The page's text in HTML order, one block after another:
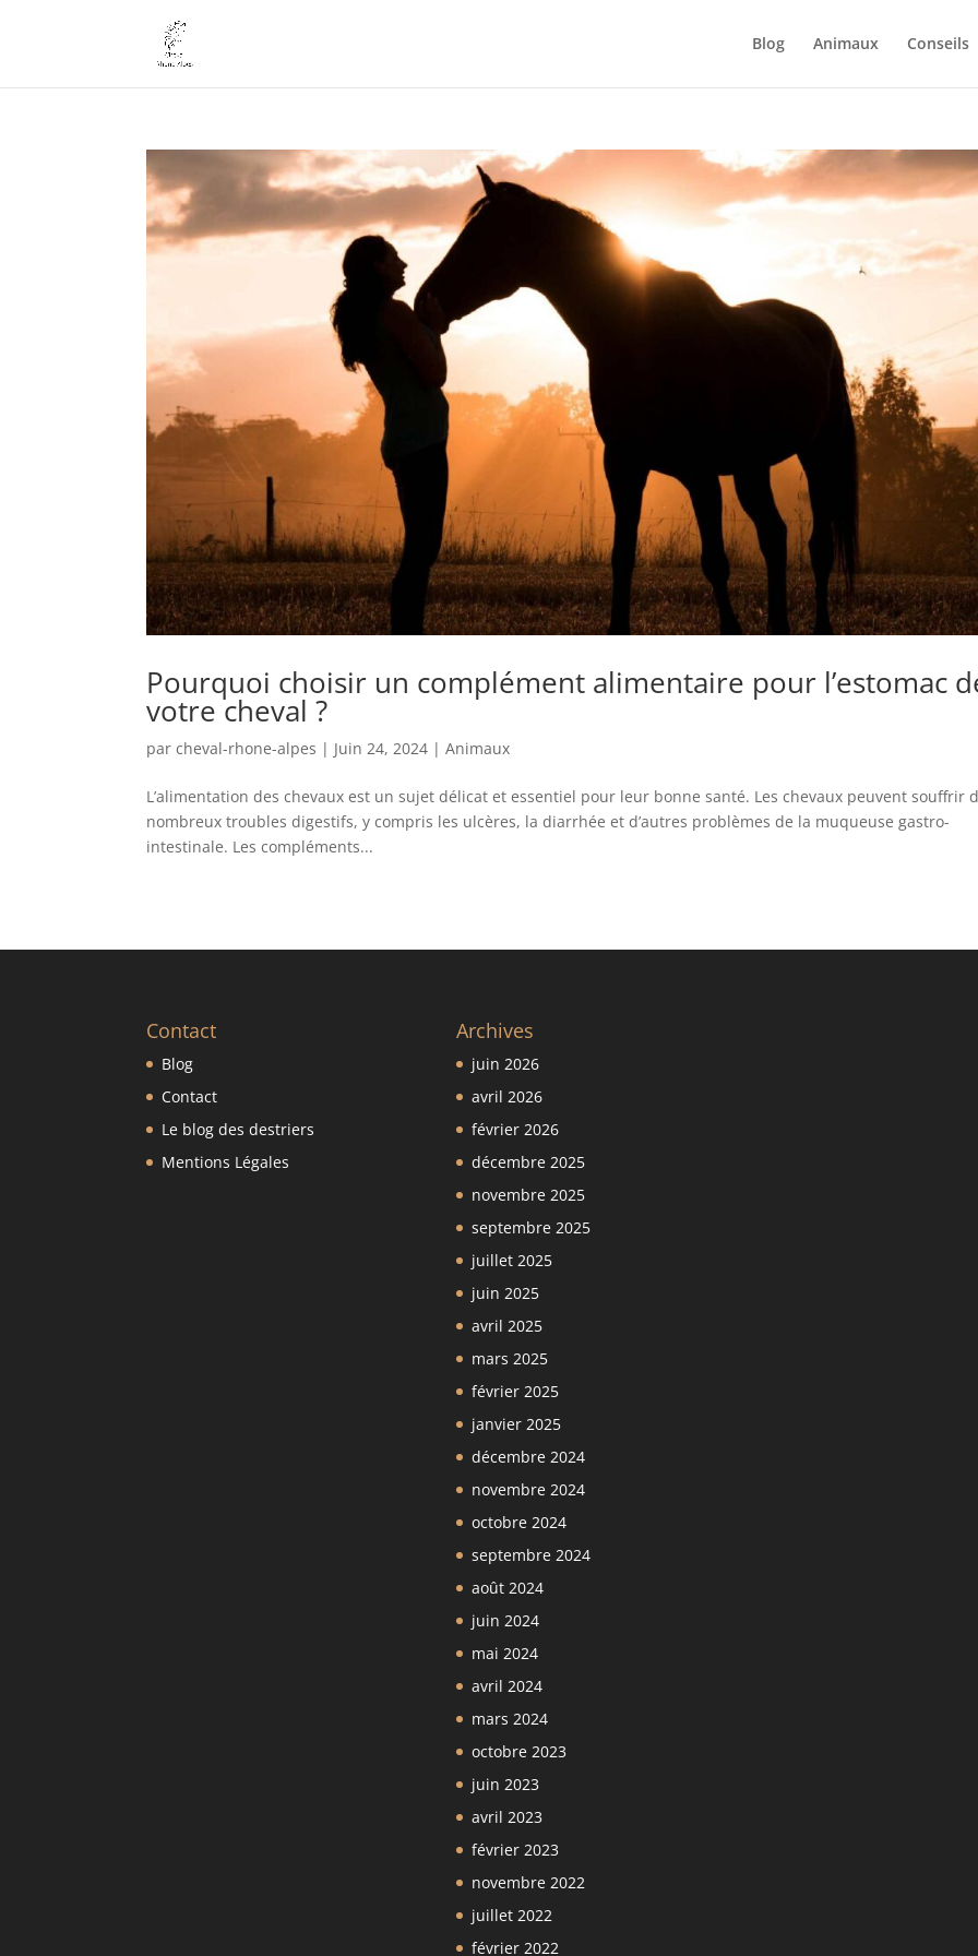
Blog Animaux Conseils
Pourquoi choisir un complément alimentaire pour l’estomac
votre cheval ?
parcheval-rhone-alpes | Juin 24, 2024 |Animaux
L’alimentation des chevaux est un sujet délicat et essentiel pour leur bonne santé. Les chevaux peuvent souffrir
nombreux troubles digestifs, y compris les ulcères, la diarrhée et d’autres problèmes de la muqueuse gastro-
intestinale. Les compléments...
Contact
Blog
Contact
Le blog des destriers
Mentions Légales
Archives
juin 2026
avril 2026
février 2026
décembre 2025
novembre 2025
septembre 2025
juillet 2025
juin 2025
avril 2025
mars 2025
février 2025
janvier 2025
décembre 2024
novembre 2024
octobre 2024
septembre 2024
août 2024
juin 2024
mai 2024
avril 2024
mars 2024
octobre 2023
juin 2023
avril 2023
février 2023
novembre 2022
juillet 2022
février 2022